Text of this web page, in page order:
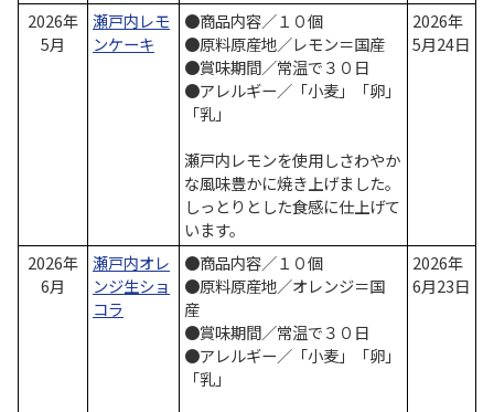
2026年
5月
瀬戸内レモ
ンケーキ
●商品内容／１０個
●原料原産地／レモン＝国産
●賞味期間／常温で３０日
●アレルギー／「小麦」「卵」
「乳」
瀬戸内レモンを使用しさわやか
な風味豊かに焼き上げました。
しっとりとした食感に仕上げて
います。
2026年
5月24日
2026年
6月
瀬戸内オレ
ンジ生ショ
コラ
●商品内容／１０個
●原料原産地／オレンジ＝国
産
●賞味期間／常温で３０日
●アレルギー／「小麦」「卵」
「乳」
2026年
6月23日